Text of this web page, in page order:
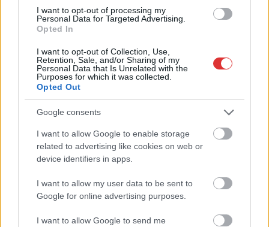
I want to opt-out of processing my
Personal Data for Targeted Advertising.
Opted In
I want to opt-out of Collection, Use,
Retention, Sale, and/or Sharing of my
Personal Data that Is Unrelated with the
Purposes for which it was collected.
Opted Out
Google consents
I want to allow Google to enable storage
related to advertising like cookies on web or
device identifiers in apps.
I want to allow my user data to be sent to
Google for online advertising purposes.
I want to allow Google to send me
A jászsági fideszes képviselő túl sokszor hiányzott
igazolatlanul a szavazásokról, de még mindig olcsón
megúszta ahhoz...
JNSZ megyei hírek